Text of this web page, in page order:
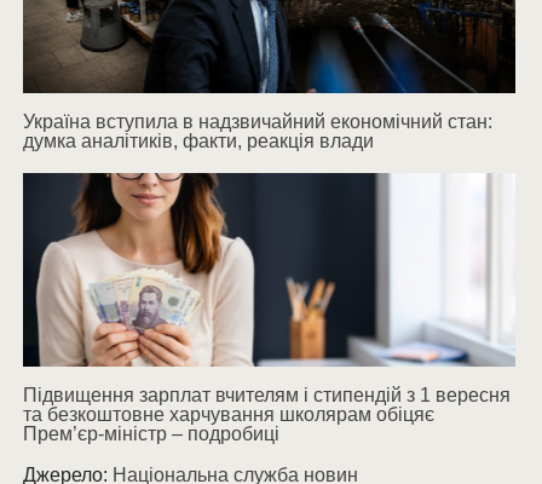
Україна вступила в надзвичайний економічний стан:
думка аналітиків, факти, реакція влади
Підвищення зарплат вчителям і стипендій з 1 вересня
та безкоштовне харчування школярам обіцяє
Прем’єр-міністр – подробиці
Джерело: Національна служба новин